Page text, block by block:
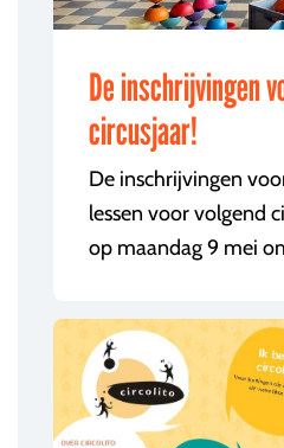
De inschrijvingen
circusjaar!
De inschrijvingen
lessen voor volgend
op maandag 9 mei